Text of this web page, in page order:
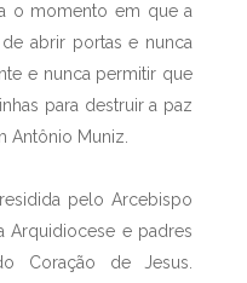
o momento em que a
abrir portas e nunca
e nunca permitir que
para destruir a paz
Antônio Muniz.
pelo Arcebispo
Arquidiocese e padres
Coração de Jesus.